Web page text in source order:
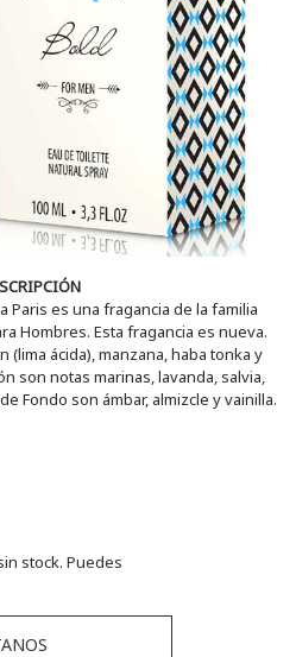
Paris es una fragancia de la familia
Hombres. Esta fragancia es nueva.
(lima ácida), manzana, haba tonka y
son notas marinas, lavanda, salvia,
Fondo son ámbar, almizcle y vainilla.
stock. Puedes